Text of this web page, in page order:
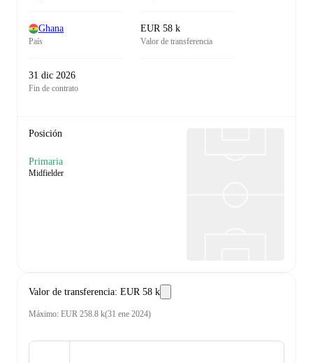
Ghana
País
EUR 58 k
Valor de transferencia
31 dic 2026
Fin de contrato
Posición
Primaria
Midfielder
Valor de transferencia: EUR 58 k
Máximo: EUR 258.8 k(31 ene 2024)